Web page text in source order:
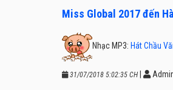
Miss Global 2017 đến
Nhạc MP3: Hát Chầu
31/07/2018 5:02:35 CH